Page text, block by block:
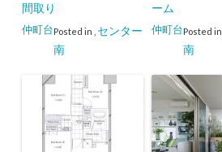
間取り
Posted in
仲町台
センター
南
ーム
Posted in
仲町台
南